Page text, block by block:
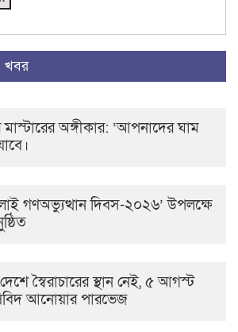
খবর
অঙ্গীকার: ‘আপনাদের ঘাম
গণঅভ্যুত্থান দিবস-২০২৬’ উপলক্ষে
স্বৈরাচারের স্থান নেই, ৫ আগস্ট
আনোয়ার পারভেজ